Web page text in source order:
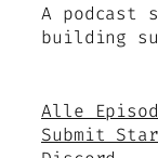
A podcast
building
Alle
Submit